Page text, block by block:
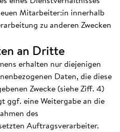
Mitarbeiter:in innerhalb
zu anderen Zwecken
an Dritte
erhalten nur diejenigen
Daten, die diese
Zwecke (siehe Ziff. 4)
ggf. eine Weitergabe an die
des
Auftragsverarbeiter.